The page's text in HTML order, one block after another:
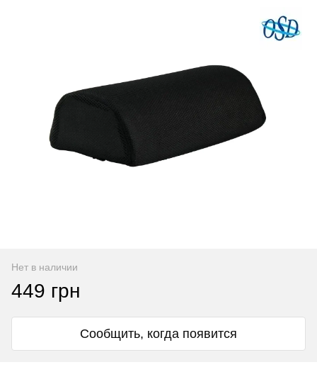
Нет в наличии
449 грн
Сообщить, когда появится